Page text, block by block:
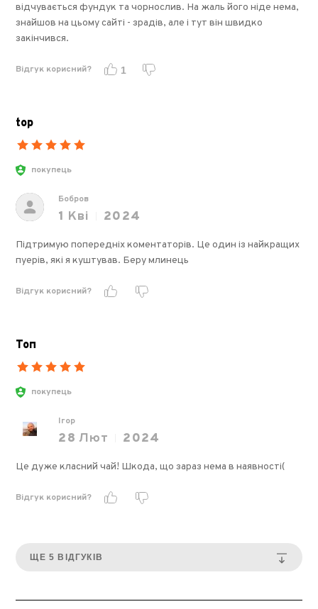
відчувається фундук та чорнослив. На жаль його ніде нема,
знайшов на цьому сайті - зрадів, але і тут він швидко
закінчився.
Відгук корисний? 1
top
покупець
Бобров
1 Кві 2024
Підтримую попередніх коментаторів. Це один із найкращих
пуерів, які я куштував. Беру млинець
Відгук корисний?
Топ
покупець
Ігор
28 Лют 2024
Це дуже класний чай! Шкода, що зараз нема в наявності(
Відгук корисний?
ЩЕ 5 ВІДГУКІВ